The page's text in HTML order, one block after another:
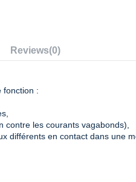
Reviews(0)
fonction :
contre les courants vagabonds),
différents en contact dans une